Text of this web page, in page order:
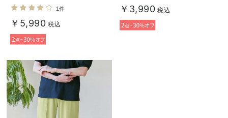
ウス マタニティ・産後授乳服【出
産後も長く使える】
1件
￥5,990 税込
ス マタニティ・産後授乳服【出産
後も長く使える】
￥3,990 税込